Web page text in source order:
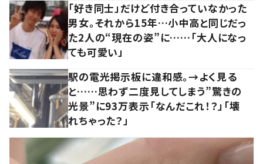
「好き同士」だけど付き合っていなかった
男女。それから15年…小中高と同じだっ
た2人の“現在の姿”に……「大人になっ
ても可愛い」
駅の電光掲示板に違和感。→よく見る
と……思わず二度見してしまう”驚きの
光景”に93万表示「なんだこれ！？」「壊
れちゃった？」